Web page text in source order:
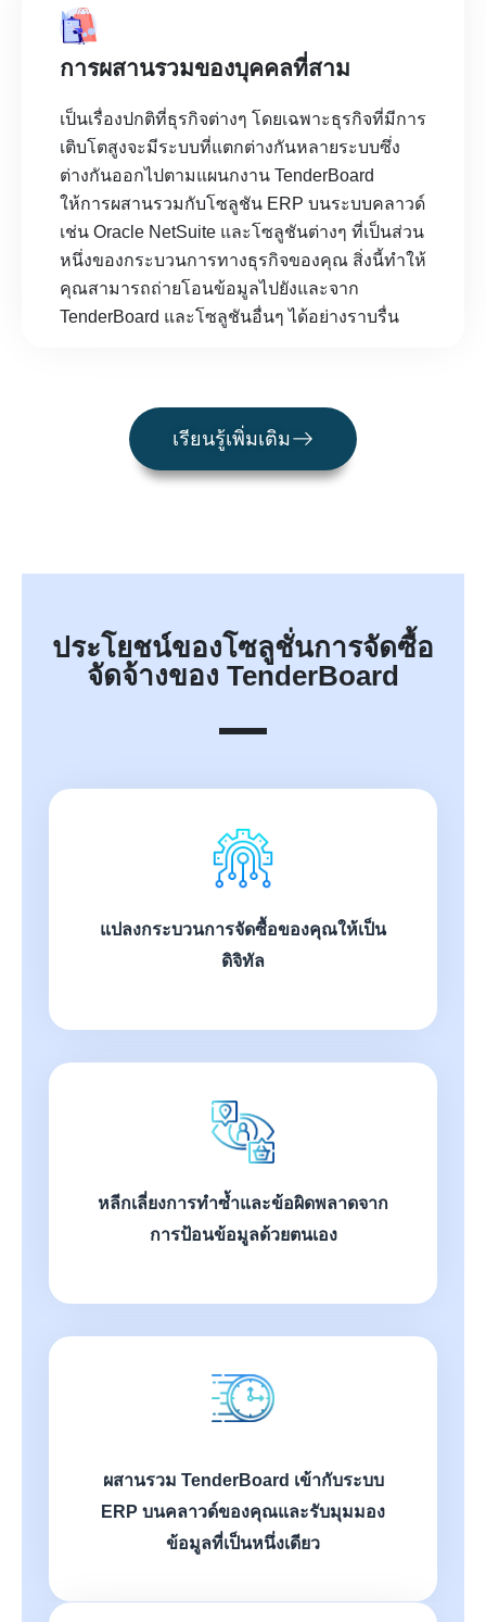
การผสานรวมของบุคคลที่สาม
เป็นเรื่องปกติที่ธุรกิจต่างๆ โดยเฉพาะธุรกิจที่มีการ
เติบโตสูงจะมีระบบที่แตกต่างกันหลายระบบซึ่ง
ต่างกันออกไปตามแผนกงาน TenderBoard
ให้การผสานรวมกับโซลูชัน ERP บนระบบคลาวด์
เช่น Oracle NetSuite และโซลูชันต่างๆ ที่เป็นส่วน
หนึ่งของกระบวนการทางธุรกิจของคุณ สิ่งนี้ทำให้
คุณสามารถถ่ายโอนข้อมูลไปยังและจาก
TenderBoard และโซลูชันอื่นๆ ได้อย่างราบรื่น
เรียนรู้เพิ่มเติม
ประโยชน์ของโซลูชั่นการจัดซื้อ
จัดจ้างของ TenderBoard
แปลงกระบวนการจัดซื้อของคุณให้เป็น
ดิจิทัล
หลีกเลี่ยงการทำซ้ำและข้อผิดพลาดจาก
การป้อนข้อมูลด้วยตนเอง
ผสานรวม TenderBoard เข้ากับระบบ
ERP บนคลาวด์ของคุณและรับมุมมอง
ข้อมูลที่เป็นหนึ่งเดียว